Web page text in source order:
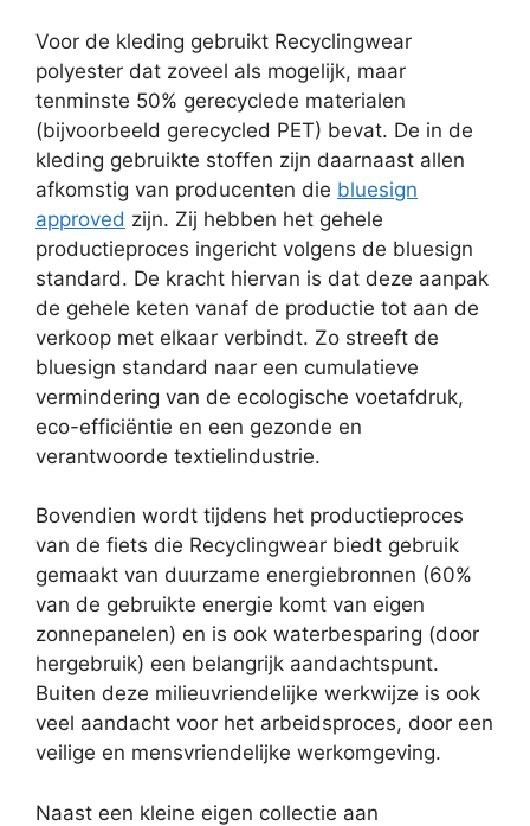
Voor de kleding gebruikt Recyclingwear
polyester dat zoveel als mogelijk, maar
tenminste 50% gerecyclede materialen
(bijvoorbeeld gerecycled PET) bevat. De in de
kleding gebruikte stoffen zijn daarnaast allen
afkomstig van producenten die bluesign
approved zijn. Zij hebben het gehele
productieproces ingericht volgens de bluesign
standard. De kracht hiervan is dat deze aanpak
de gehele keten vanaf de productie tot aan de
verkoop met elkaar verbindt. Zo streeft de
bluesign standard naar een cumulatieve
vermindering van de ecologische voetafdruk,
eco-efficiëntie en een gezonde en
verantwoorde textielindustrie.
Bovendien wordt tijdens het productieproces
van de fiets die Recyclingwear biedt gebruik
gemaakt van duurzame energiebronnen (60%
van de gebruikte energie komt van eigen
zonnepanelen) en is ook waterbesparing (door
hergebruik) een belangrijk aandachtspunt.
Buiten deze milieuvriendelijke werkwijze is ook
veel aandacht voor het arbeidsproces, door een
veilige en mensvriendelijke werkomgeving.
Naast een kleine eigen collectie aan